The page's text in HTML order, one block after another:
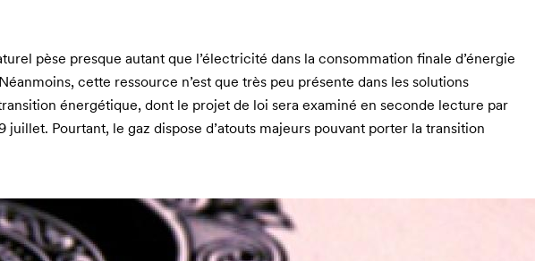
pèse presque autant que l’électricité dans la consommation finale d’énergie
cette ressource n’est que très peu présente dans les solutions
énergétique, dont le projet de loi sera examiné en seconde lecture par
juillet. Pourtant, le gaz dispose d’atouts majeurs pouvant porter la transition